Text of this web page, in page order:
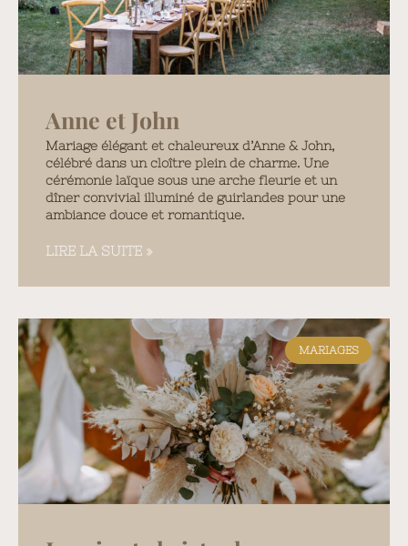
Anne et John
Mariage élégant et chaleureux d’Anne & John,
célébré dans un cloître plein de charme. Une
cérémonie laïque sous une arche fleurie et un
dîner convivial illuminé de guirlandes pour une
ambiance douce et romantique.
LIRE LA SUITE »
MARIAGES